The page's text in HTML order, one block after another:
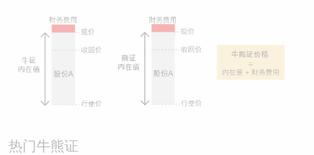
热门牛熊证